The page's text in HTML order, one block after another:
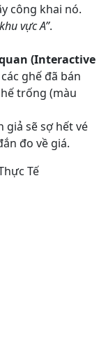
công khai nó.
vực A”.
(Interactive
ghế đã bán
trống (màu
giả sẽ sợ hết vé
đo về giá.